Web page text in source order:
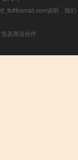
说明，我们
及商业合作